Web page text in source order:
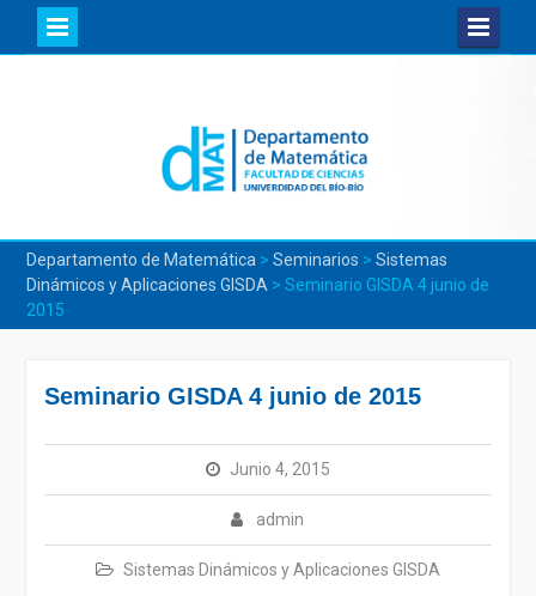
Departamento de Matemática > Seminarios > Sistemas
Dinámicos y Aplicaciones GISDA > Seminario GISDA 4 junio de
2015
Seminario GISDA 4 junio de 2015
Junio 4, 2015
admin
Sistemas Dinámicos y Aplicaciones GISDA